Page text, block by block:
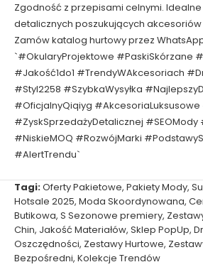
Zgodność z przepisami celnymi.
detalicznych poszukujących akcesoriów
Zamów katalog hurtowy przez
`#OkularyProjektowe #PaskiSkórzane
#Jakość1do1 #TrendyWAkcesoriach
#Styl2258 #SzybkaWysyłka
#OficjalnyQiqiyg
#ZyskSprzedażyDetalicznej
#NiskieMOQ #RozwójMarki
#AlertTrendu`
Tagi:Oferty Pakietowe, Pakiety Mody,
Hotsale 2025, Moda Skoordynowana,
Butikowa, S Sezonowe premiery,
Chin, Jakość Materiałów, Sklep PopUp,
Oszczędności, Zestawy Hurtowe,
Bezpośredni, Kolekcje Trendów